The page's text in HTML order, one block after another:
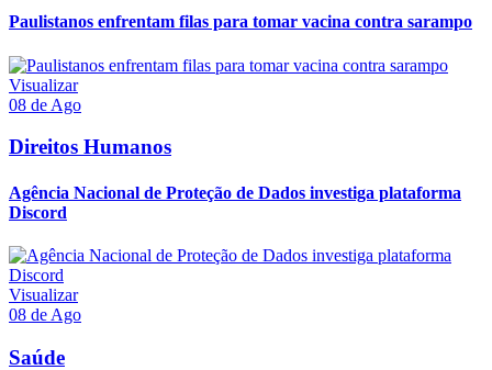
Paulistanos enfrentam filas para tomar vacina contra sarampo
Visualizar
08 de Ago
Direitos Humanos
Agência Nacional de Proteção de Dados investiga plataforma
Discord
Visualizar
08 de Ago
Saúde